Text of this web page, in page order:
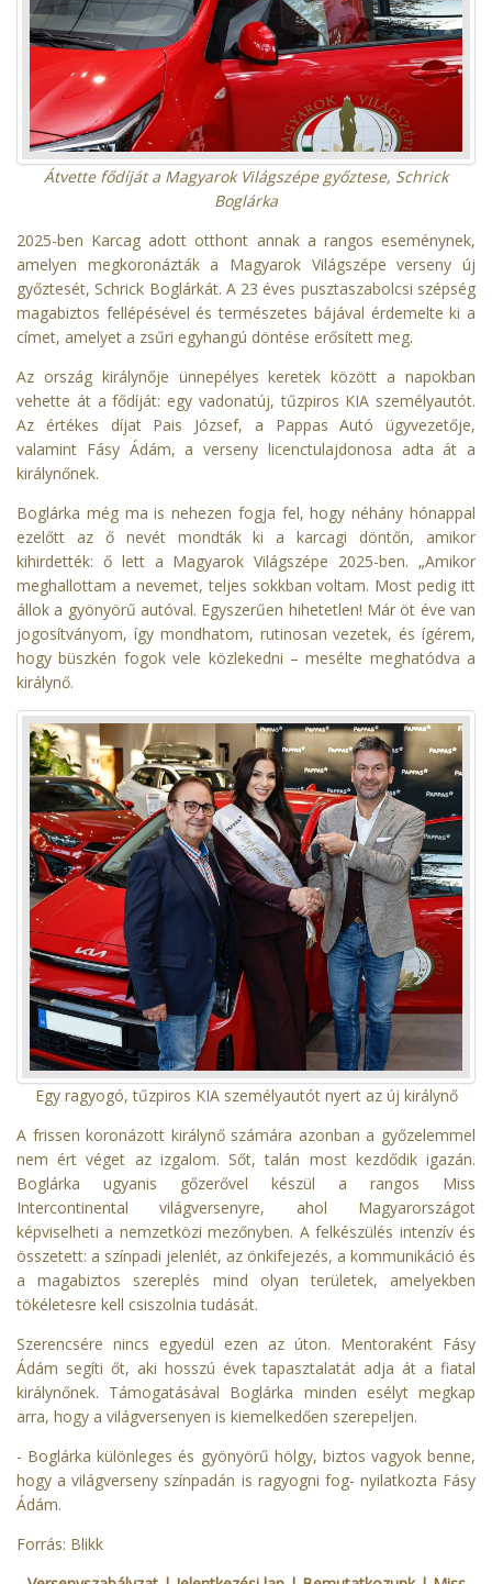
Átvette fődíját a Magyarok Világszépe győztese, Schrick
Boglárka
2025-ben Karcag adott otthont annak a rangos eseménynek,
amelyen megkoronázták a Magyarok Világszépe verseny új
győztesét, Schrick Boglárkát. A 23 éves pusztaszabolcsi szépség
magabiztos fellépésével és természetes bájával érdemelte ki a
címet, amelyet a zsűri egyhangú döntése erősített meg.
Az ország királynője ünnepélyes keretek között a napokban
vehette át a fődíját: egy vadonatúj, tűzpiros KIA személyautót.
Az értékes díjat Pais József, a Pappas Autó ügyvezetője,
valamint Fásy Ádám, a verseny licenctulajdonosa adta át a
királynőnek.
Boglárka még ma is nehezen fogja fel, hogy néhány hónappal
ezelőtt az ő nevét mondták ki a karcagi döntőn, amikor
kihirdették: ő lett a Magyarok Világszépe 2025-ben. „Amikor
meghallottam a nevemet, teljes sokkban voltam. Most pedig itt
állok a gyönyörű autóval. Egyszerűen hihetetlen! Már öt éve van
jogosítványom, így mondhatom, rutinosan vezetek, és ígérem,
hogy büszkén fogok vele közlekedni – mesélte meghatódva a
királynő.
Egy ragyogó, tűzpiros KIA személyautót nyert az új királynő
A frissen koronázott királynő számára azonban a győzelemmel
nem ért véget az izgalom. Sőt, talán most kezdődik igazán.
Boglárka ugyanis gőzerővel készül a rangos Miss
Intercontinental világversenyre, ahol Magyarországot
képviselheti a nemzetközi mezőnyben. A felkészülés intenzív és
összetett: a színpadi jelenlét, az önkifejezés, a kommunikáció és
a magabiztos szereplés mind olyan területek, amelyekben
tökéletesre kell csiszolnia tudását.
Szerencsére nincs egyedül ezen az úton. Mentoraként Fásy
Ádám segíti őt, aki hosszú évek tapasztalatát adja át a fiatal
királynőnek. Támogatásával Boglárka minden esélyt megkap
arra, hogy a világversenyen is kiemelkedően szerepeljen.
- Boglárka különleges és gyönyörű hölgy, biztos vagyok benne,
hogy a világverseny színpadán is ragyogni fog- nyilatkozta Fásy
Ádám.
Forrás: Blikk